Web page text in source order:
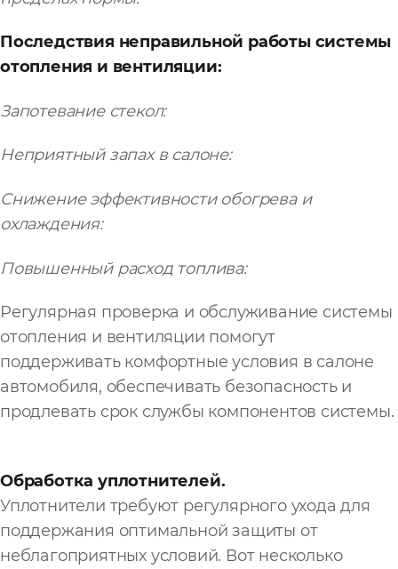
Последствия неправильной работы системы
отопления и вентиляции:
Запотевание стекол:
Неприятный запах в салоне:
Снижение эффективности обогрева и
охлаждения:
Повышенный расход топлива:
Регулярная проверка и обслуживание системы
отопления и вентиляции помогут
поддерживать комфортные условия в салоне
автомобиля, обеспечивать безопасность и
продлевать срок службы компонентов системы.
Обработка уплотнителей.
Уплотнители требуют регулярного ухода для
поддержания оптимальной защиты от
неблагоприятных условий. Вот несколько